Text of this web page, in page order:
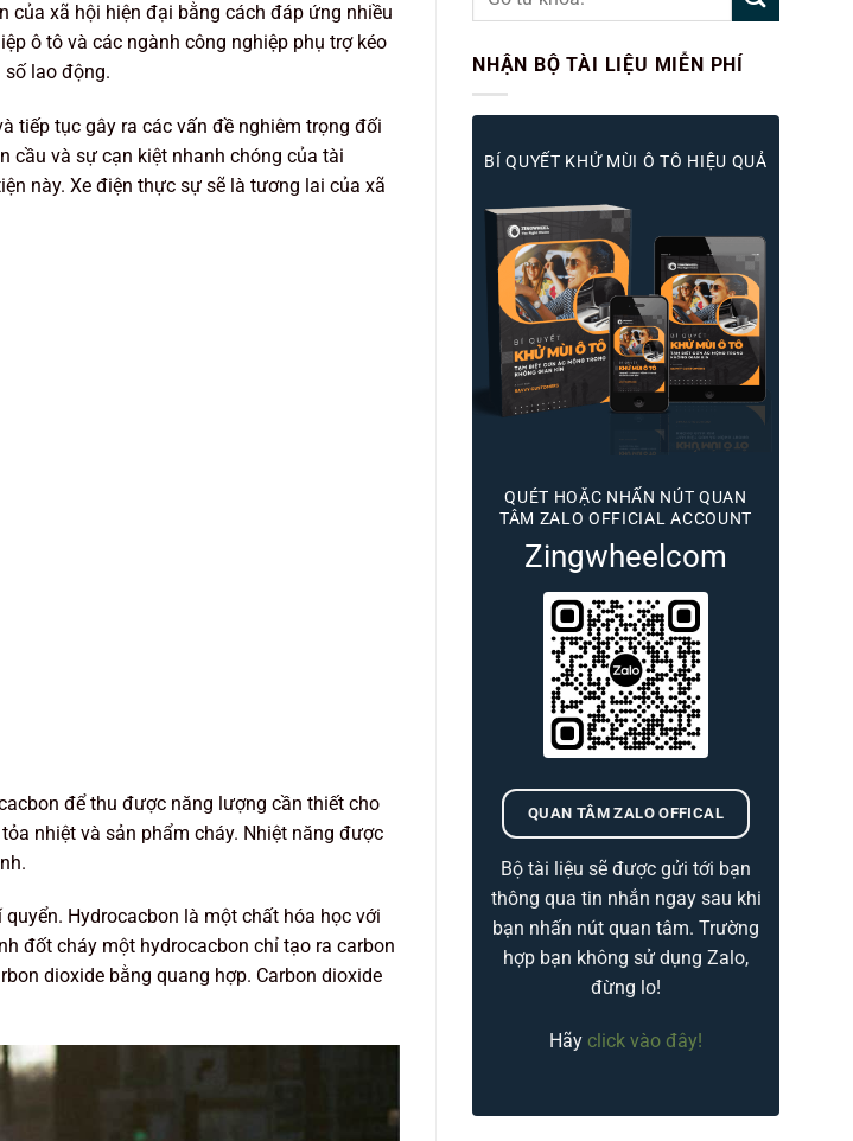
của xã hội hiện đại bằng cách đáp ứng nhiều
ô tô và các ngành công nghiệp phụ trợ kéo
lao động.
tiếp tục gây ra các vấn đề nghiêm trọng đối
cầu và sự cạn kiệt nhanh chóng của tài
này. Xe điện thực sự sẽ là tương lai của xã
để thu được năng lượng cần thiết cho
nhiệt và sản phẩm cháy. Nhiệt năng được
Hydrocacbon là một chất hóa học với
đốt cháy một hydrocacbon chỉ tạo ra carbon
dioxide bằng quang hợp. Carbon dioxide
NHẬN BỘ TÀI LIỆU MIỄN PHÍ
BÍ QUYẾT KHỬ MÙI Ô TÔ HIỆU QUẢ
QUÉT HOẶC NHẤN NÚT QUAN
TÂM ZALO OFFICIAL ACCOUNT
Zingwheelcom
QUAN TÂM ZALO OFFICAL
Bộ tài liệu sẽ được gửi tới bạn
thông qua tin nhắn ngay sau khi
bạn nhấn nút quan tâm. Trường
hợp bạn không sử dụng Zalo,
đừng lo!
Hãy click vào đây!